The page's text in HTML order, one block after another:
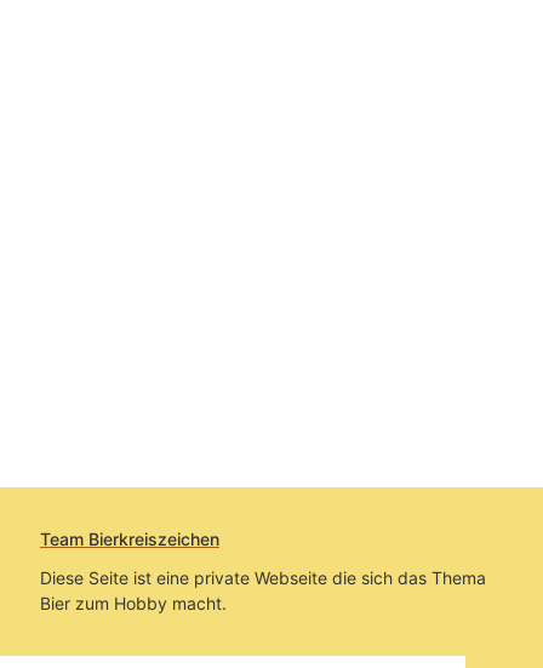
Team Bierkreiszeichen
Diese Seite ist eine private Webseite die sich das Thema
Bier zum Hobby macht.